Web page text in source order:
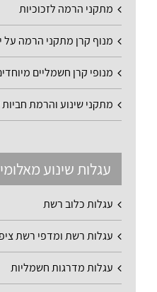
מתקני הרמה לזכוכיות
מנוף קרן מתקני הרמה על
מנופי קרן חשמליים
מתקני שינוע והרמת חביות
עגלות שינוע
עגלות כלוב רשת
עגלות רשת ומדפי רשת
עגלות מדרגות חשמליות